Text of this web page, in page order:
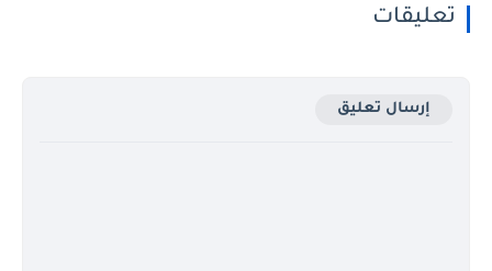
تعليقات
إرسال تعليق